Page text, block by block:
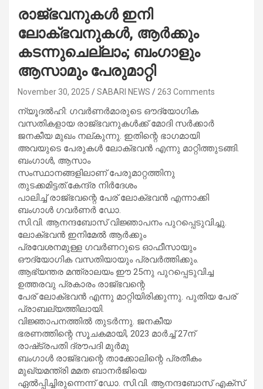
രാജ്ഭവനുകള്‍ ഇനി
ലോക്ഭവനുകള്‍, ആര്‍ക്കും
കടന്നുചെല്ലാം; ബംഗാളും
ആസാമും പേരുമാറ്റി
November 30, 2025 SABARI NEWS 263 Comments
ന്യൂദല്‍ഹി: ഗവര്‍ണര്‍മാരുടെ ഔദ്യോഗിക
വസതികളായ രാജ്ഭവനുകള്‍ക്ക് മോദി സര്‍ക്കാര്‍
ജനകീയ മുഖം നല്കുന്നു. ഇതിന്റെ ഭാഗമായി
അവയുടെ പേരുകള്‍ ലോക്ഭവന്‍ എന്നു മാറ്റിത്തുടങ്ങി.
ബംഗാള്‍, ആസാം
സംസ്ഥാനങ്ങളിലാണ് പേരുമാറ്റത്തിനു
തുടക്കമിട്ടത്.കേന്ദ്ര നിര്‍ദേശം
പാലിച്ച് രാജ്ഭവന്റെ പേര് ലോക്ഭവന്‍ എന്നാക്കി
ബംഗാള്‍ ഗവര്‍ണര്‍ ഡോ.
സി.വി. ആനന്ദബോസ് വിജ്ഞാപനം പുറപ്പെടുവിച്ചു.
ലോക്ഭവന്‍ ഇനിമേല്‍ ആര്‍ക്കും
പ്രവേശനമുള്ള ഗവര്‍ണറുടെ ഓഫീസായും
ഔദ്യോഗിക വസതിയായും പ്രവര്‍ത്തിക്കും.
ആഭ്യന്തര മന്ത്രാലയം ഈ 25നു പുറപ്പെടുവിച്ച
ഉത്തരവു പ്രകാരം രാജ്ഭവന്റെ
പേര് ലോക്ഭവന്‍ എന്നു മാറ്റിയിരിക്കുന്നു. പുതിയ പേര്
പ്രാബല്യത്തിലായി.
വിജ്ഞാപനത്തില്‍ തുടര്‍ന്നു. ജനകീയ
ഭരണത്തിന്റെ സൂചകമായി, 2023 മാര്‍ച്ച് 27ന്
രാഷ്‌ട്രപതി ദ്രൗപദി മുര്‍മു
ബംഗാള്‍ രാജ്ഭവന്റെ താക്കോലിന്റെ പ്രതീകം
മുഖ്യമന്ത്രി മമത ബാനര്‍ജിയെ
ഏല്‍പ്പിച്ചിരുന്നെന്ന് ഡോ. സി.വി. ആനന്ദബോസ് എക്‌സ്